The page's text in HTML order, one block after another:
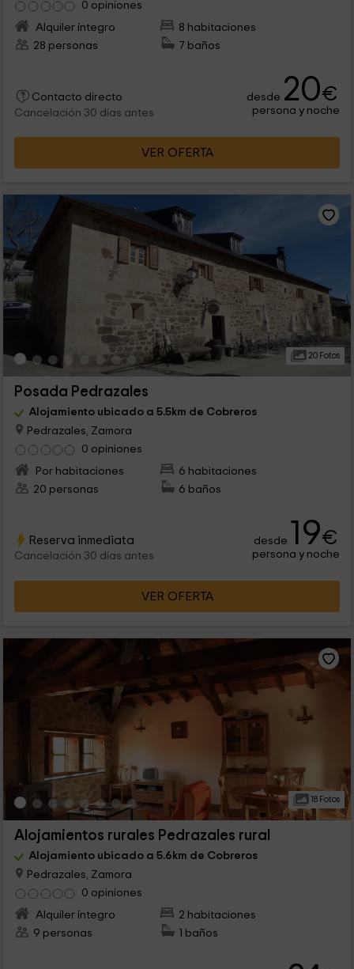
0 opiniones
Alquiler íntegro
8 habitaciones
28 personas
7 baños
Contacto directo
Cancelación 30 días antes
desde 20€
persona y noche
VER OFERTA
20 Fotos
Posada Pedrazales
Alojamiento ubicado a 5.5km de Cobreros
Pedrazales, Zamora
0 opiniones
Por habitaciones
6 habitaciones
20 personas
6 baños
Reserva inmediata
Cancelación 30 días antes
desde 19€
persona y noche
VER OFERTA
18 Fotos
Alojamientos rurales Pedrazales rural
Alojamiento ubicado a 5.6km de Cobreros
Pedrazales, Zamora
0 opiniones
Alquiler íntegro
2 habitaciones
9 personas
1 baños